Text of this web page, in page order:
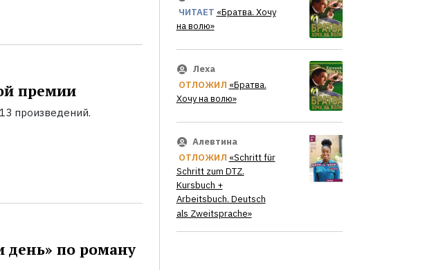
премии
произведений.
по роману
ЧИТАЕТ «Братва. Хочу
на волю»
Леха
ОТЛОЖИЛ «Братва.
Хочу на волю»
Алевтина
ОТЛОЖИЛ «Schritt für
Schritt zum DTZ.
Kursbuch +
Arbeitsbuch. Deutsch
als Zweitsprache»